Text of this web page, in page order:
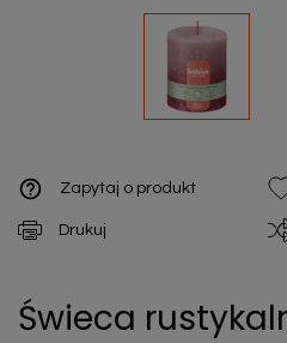
help_outline Zapytaj o produkt
Drukuj
Świeca